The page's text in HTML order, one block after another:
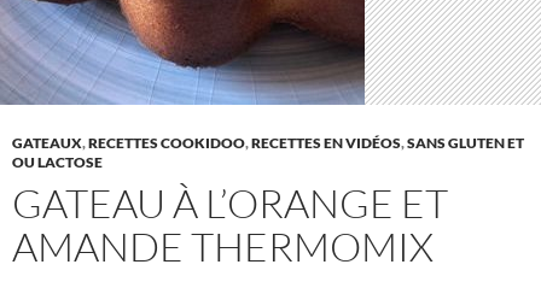
GATEAUX,RECETTES COOKIDOO,RECETTES EN VIDÉOS,SANS GLUTEN ET
OU LACTOSE
GATEAU À L’ORANGE ET
AMANDE THERMOMIX